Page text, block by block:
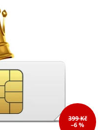
399 Kč
–6 %